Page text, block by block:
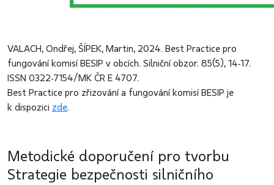
VALACH, Ondřej, ŠÍPEK, Martin, 2024. Best Practice pro
fungování komisí BESIP v obcích. Silniční obzor. 85(5), 14-17.
ISSN 0322-7154/MK ČR E 4707.
Best Practice pro zřizování a fungování komisí BESIP je
k dispozici zde.
Metodické doporučení pro tvorbu
Strategie bezpečnosti silničního